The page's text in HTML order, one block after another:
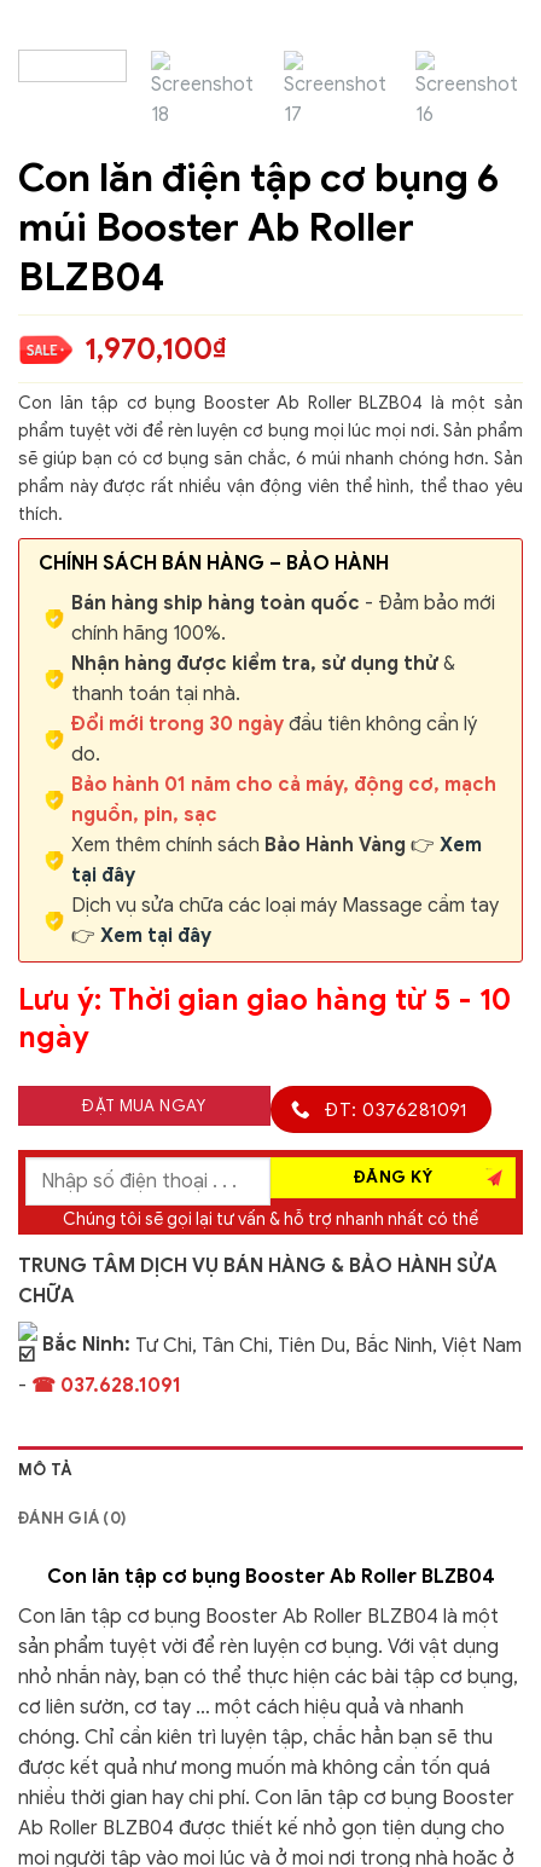
Con lăn điện tập cơ bụng 6
múi Booster Ab Roller
BLZB04
1,970,100₫
Con lăn tập cơ bụng Booster Ab Roller BLZB04 là một sản
phẩm tuyệt vời để rèn luyện cơ bụng mọi lúc mọi nơi. Sản phẩm
sẽ giúp bạn có cơ bụng săn chắc, 6 múi nhanh chóng hơn. Sản
phẩm này được rất nhiều vận động viên thể hình, thể thao yêu
thích.
CHÍNH SÁCH BÁN HÀNG – BẢO HÀNH
Bán hàng ship hàng toàn quốc - Đảm bảo mới
chính hãng 100%.
Nhận hàng được kiểm tra, sử dụng thử&
thanh toán tại nhà.
Đổi mới trong 30 ngàyđầu tiên không cần lý
do.
Bảo hành 01 năm cho cả máy, động cơ, mạch
nguồn, pin, sạc
Xem thêm chính sách Bảo Hành Vàng 👉 Xem
tại đây
Dịch vụ sửa chữa các loại máy Massage cầm tay
👉 Xem tại đây
Lưu ý: Thời gian giao hàng từ 5 - 10
ngày
ĐẶT MUA NGAY ĐT: 0376281091
Chúng tôi sẽ gọi lại tư vấn & hỗ trợ nhanh nhất có thể
TRUNG TÂM DỊCH VỤ BÁN HÀNG & BẢO HÀNH SỬA
CHỮA
Bắc Ninh: Tư Chi, Tân Chi, Tiên Du, Bắc Ninh, Việt Nam
- ☎ 037.628.1091
MÔ TẢ
ĐÁNH GIÁ (0)
Con lăn tập cơ bụng Booster Ab Roller BLZB04
Con lăn tập cơ bụng Booster Ab Roller BLZB04 là một
sản phẩm tuyệt vời để rèn luyện cơ bụng. Với vật dụng
nhỏ nhắn này, bạn có thể thực hiện các bài tập cơ bụng,
cơ liên sườn, cơ tay … một cách hiệu quả và nhanh
chóng. Chỉ cần kiên trì luyện tập, chắc hẳn bạn sẽ thu
được kết quả như mong muốn mà không cần tốn quá
nhiều thời gian hay chi phí. Con lăn tập cơ bụng Booster
Ab Roller BLZB04 được thiết kế nhỏ gọn tiện dụng cho
mọi người tập vào mọi lúc và ở mọi nơi trong nhà hoặc ở